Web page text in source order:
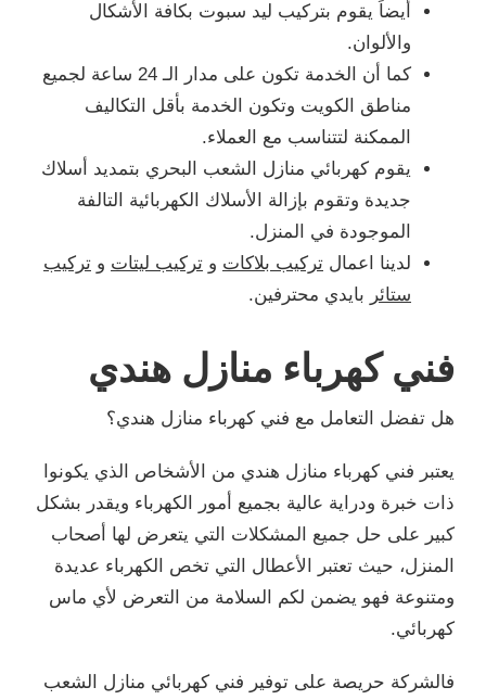
أيضاً يقوم بتركيب ليد سبوت بكافة الأشكال
والألوان.
كما أن الخدمة تكون على مدار الـ 24 ساعة لجميع
مناطق الكويت وتكون الخدمة بأقل التكاليف
الممكنة لتتناسب مع العملاء.
يقوم كهربائي منازل الشعب البحري بتمديد أسلاك
جديدة وتقوم بإزالة الأسلاك الكهربائية التالفة
الموجودة في المنزل.
لدينا اعمال تركيب بلاكات و تركيب ليتات و تركيب
ستائر بايدي محترفين.
فني كهرباء منازل هندي
هل تفضل التعامل مع فني كهرباء منازل هندي؟
يعتبر فني كهرباء منازل هندي من الأشخاص الذي يكونوا
ذات خبرة ودراية عالية بجميع أمور الكهرباء ويقدر بشكل
كبير على حل جميع المشكلات التي يتعرض لها أصحاب
المنزل، حيث تعتبر الأعطال التي تخص الكهرباء عديدة
ومتنوعة فهو يضمن لكم السلامة من التعرض لأي ماس
كهربائي.
فالشركة حريصة على توفير فني كهربائي منازل الشعب